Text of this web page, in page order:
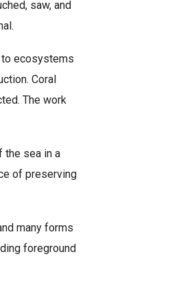
saw, and
to ecosystems
Coral
The work
the sea in a
of preserving
many forms
foreground